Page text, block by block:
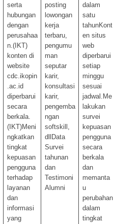
serta
hubungan
dengan
perusahaa
n.(IKT)
konten di
website
cdc.ikopin
.ac.id
diperbarui
secara
berkala.
(IKT)Meni
ngkatkan
tingkat
kepuasan
pengguna
terhadap
layanan
dan
informasi
yang
posting
lowongan
kerja
terbaru,
pengumu
man
seputar
karir,
konsultasi
karir,
pengemba
ngan
softskill,
dllData
Survei
tahunan
dan
Testimoni
Alumni
dalam
satu
tahunKont
en situs
web
diperbarui
setiap
minggu
sesuai
jadwal.Me
lakukan
survei
kepuasan
pengguna
secara
berkala
dan
memanta
u
perubahan
dalam
tingkat